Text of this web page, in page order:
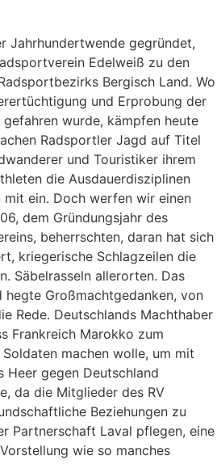
Jahrhundertwende gegründet,
Edelweiß zu den
Bergisch Land. Wo
und Erprobung der
wurde, kämpfen heute
Radsportler Jagd auf Titel
und Touristiker ihrem
die Ausdauerdisziplinen
mit ein. Doch werfen wir einen
dem Gründungsjahr des
beherrschten, daran hat sich
kriegerische Schlagzeilen die
Säbelrasseln allerorten. Das
hegte Großmachtgedanken, von
Rede. Deutschlands Machthaber
Frankreich Marokko zum
machen wolle, um mit
Heer gegen Deutschland
da die Mitglieder des RV
Beziehungen zu
Partnerschaft Laval pflegen, eine
wie so manches